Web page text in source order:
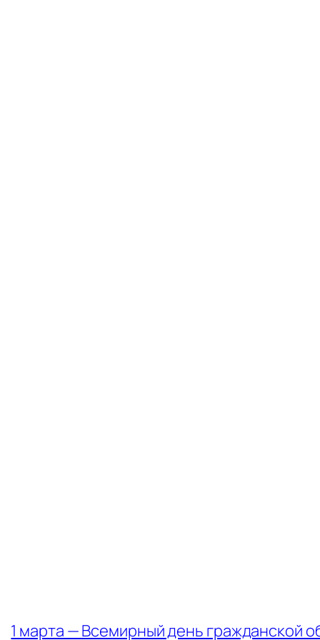
1 марта — Всемирный день гражданской